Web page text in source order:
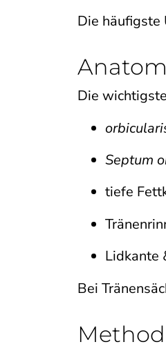
Die häufigste
Die
Septum
tiefe
Lidkante
Bei